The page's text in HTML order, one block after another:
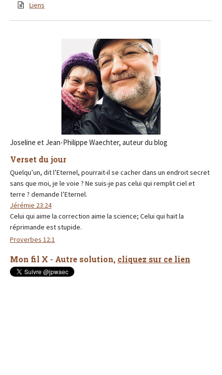
Liens
Joseline et Jean-Philippe Waechter, auteur du blog
Verset du jour
Quelqu’un, dit l’Eternel, pourrait-il se cacher dans un endroit secret
sans que moi, je le voie ? Ne suis-je pas celui qui remplit ciel et
terre ? demande l’Eternel.
Jérémie 23:24
Celui qui aime la correction aime la science; Celui qui hait la
réprimande est stupide.
Proverbes 12:1
Mon fil X - Autre solution, cliquez sur ce lien